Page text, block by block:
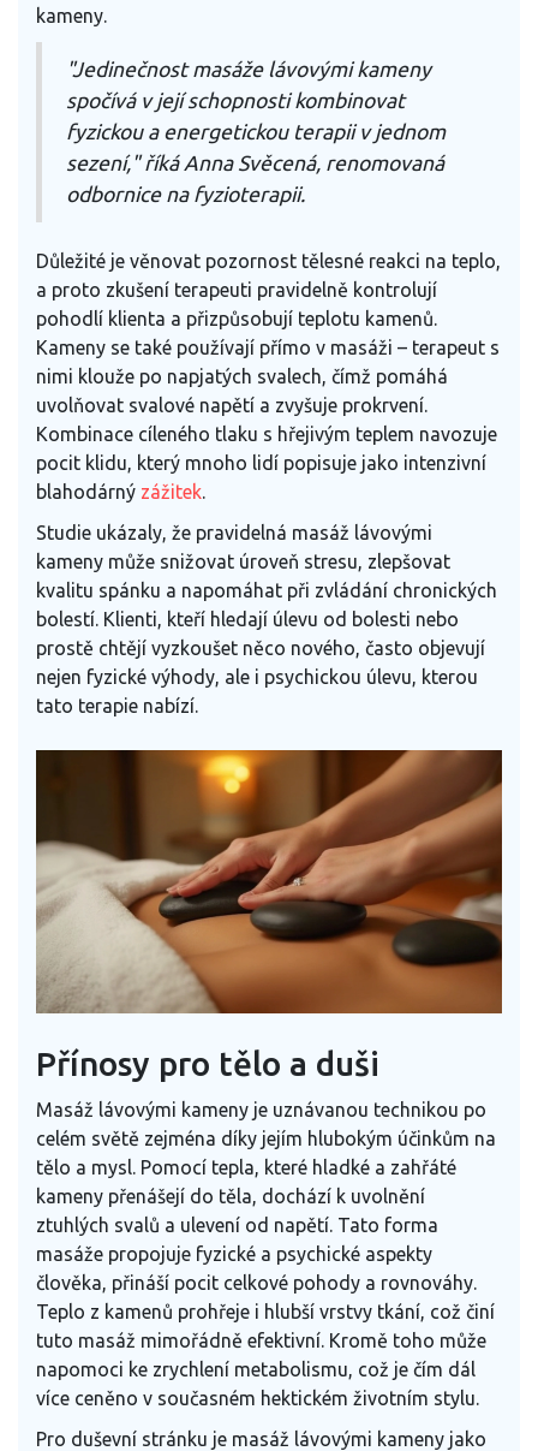
kameny.
"Jedinečnost masáže lávovými kameny
spočívá v její schopnosti kombinovat
fyzickou a energetickou terapii v jednom
sezení," říká Anna Svěcená, renomovaná
odbornice na fyzioterapii.
Důležité je věnovat pozornost tělesné reakci na teplo,
a proto zkušení terapeuti pravidelně kontrolují
pohodlí klienta a přizpůsobují teplotu kamenů.
Kameny se také používají přímo v masáži – terapeut s
nimi klouže po napjatých svalech, čímž pomáhá
uvolňovat svalové napětí a zvyšuje prokrvení.
Kombinace cíleného tlaku s hřejivým teplem navozuje
pocit klidu, který mnoho lidí popisuje jako intenzivní
blahodárný zážitek.
Studie ukázaly, že pravidelná masáž lávovými
kameny může snižovat úroveň stresu, zlepšovat
kvalitu spánku a napomáhat při zvládání chronických
bolestí. Klienti, kteří hledají úlevu od bolesti nebo
prostě chtějí vyzkoušet něco nového, často objevují
nejen fyzické výhody, ale i psychickou úlevu, kterou
tato terapie nabízí.
Přínosy pro tělo a duši
Masáž lávovými kameny je uznávanou technikou po
celém světě zejména díky jejím hlubokým účinkům na
tělo a mysl. Pomocí tepla, které hladké a zahřáté
kameny přenášejí do těla, dochází k uvolnění
ztuhlých svalů a ulevení od napětí. Tato forma
masáže propojuje fyzické a psychické aspekty
člověka, přináší pocit celkové pohody a rovnováhy.
Teplo z kamenů prohřeje i hlubší vrstvy tkání, což činí
tuto masáž mimořádně efektivní. Kromě toho může
napomoci ke zrychlení metabolismu, což je čím dál
více ceněno v současném hektickém životním stylu.
Pro duševní stránku je masáž lávovými kameny jako